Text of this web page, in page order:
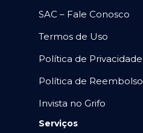
SAC – Fale Conosco
Termos de Uso
Política de Privacidade
Política de Reembolso
Invista no Grifo
Serviços